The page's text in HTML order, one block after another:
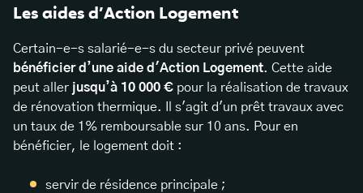
Les aides d’Action Logement
Certain-e-s salarié-e-s du secteur privé peuvent
bénéficier d’une aide d'Action Logement. Cette aide
peut aller jusqu’à 10 000 € pour la réalisation de travaux
de rénovation thermique. Il s'agit d'un prêt travaux avec
un taux de 1% remboursable sur 10 ans. Pour en
bénéficier, le logement doit :
servir de résidence principale ;